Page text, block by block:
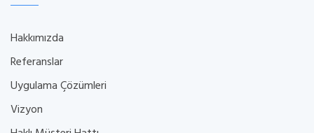
Hakkımızda
Referanslar
Uygulama Çözümleri
Vizyon